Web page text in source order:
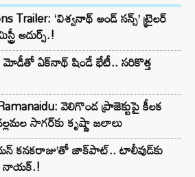
Trailer: ‘విశ్వనాథ్ అండ్ సన్స్’ ట్రైలర్
అదుర్స్.!
మోడీతో ఏక్‌నాథ్ షిండే భేటీ.. సరికొత్త
వెలిగొండ ప్రాజెక్టుపై కీలక
సాగర్‌కు కృష్ణా జలాలు
కనకరాజు’తో జాక్‌పాట్.. టాలీవుడ్‌కు
నాయక్.!